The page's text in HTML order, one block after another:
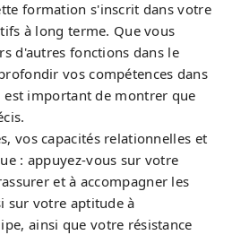
formation s'inscrit dans votre
à long terme. Que vous
d'autres fonctions dans le
vos compétences dans
est important de montrer que
vos capacités relationnelles et
: appuyez-vous sur votre
et à accompagner les
sur votre aptitude à
ainsi que votre résistance